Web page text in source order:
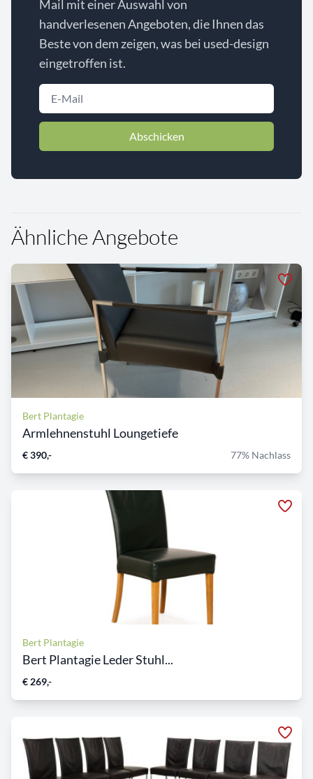
Mail mit einer Auswahl von
handverlesenen Angeboten, die Ihnen das
Beste von dem zeigen, was bei used-design
eingetroffen ist.
Abschicken
Ähnliche Angebote
Bert Plantagie
Armlehnenstuhl Loungetiefe
€ 390,- 77% Nachlass
Bert Plantagie
Bert Plantagie Leder Stuhl...
€ 269,-